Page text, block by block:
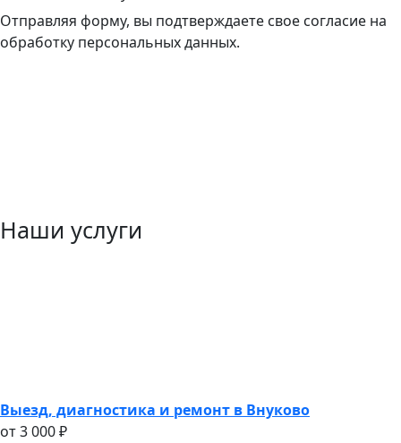
Отправляя форму, вы подтверждаете свое согласие на
обработку персональных данных.
Наши услуги
Выезд, диагностика и ремонт в Внуково
oт 3 000 ₽